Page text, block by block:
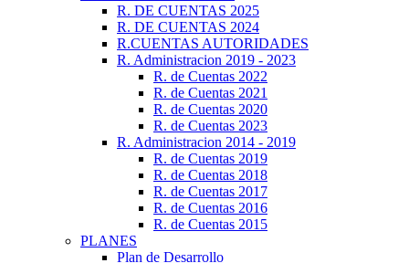
R. DE CUENTAS 2025
R. DE CUENTAS 2024
R.CUENTAS AUTORIDADES
R. Administracion 2019 - 2023
R. de Cuentas 2022
R. de Cuentas 2021
R. de Cuentas 2020
R. de Cuentas 2023
R. Administracion 2014 - 2019
R. de Cuentas 2019
R. de Cuentas 2018
R. de Cuentas 2017
R. de Cuentas 2016
R. de Cuentas 2015
PLANES
Plan de Desarrollo